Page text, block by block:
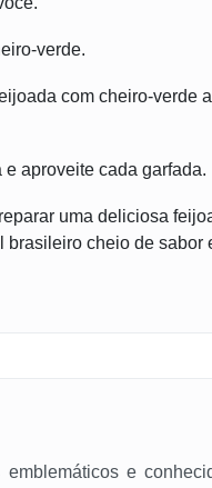
verde.
com cheiro-verde
aproveite cada garfada.
uma deliciosa
brasileiro cheio de sabor
e